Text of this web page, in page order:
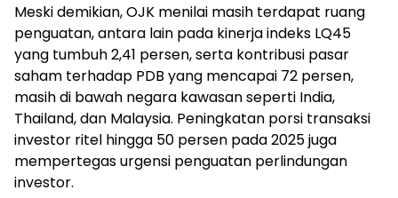
Meski demikian, OJK menilai masih terdapat ruang
penguatan, antara lain pada kinerja indeks LQ45
yang tumbuh 2,41 persen, serta kontribusi pasar
saham terhadap PDB yang mencapai 72 persen,
masih di bawah negara kawasan seperti India,
Thailand, dan Malaysia. Peningkatan porsi transaksi
investor ritel hingga 50 persen pada 2025 juga
mempertegas urgensi penguatan perlindungan
investor.